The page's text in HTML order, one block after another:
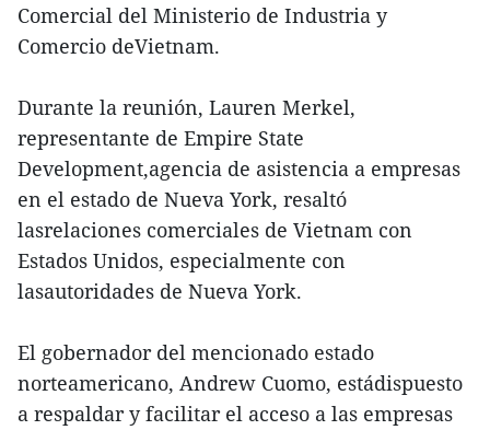
Comercial del Ministerio de Industria y
Comercio deVietnam.
Durante la reunión, Lauren Merkel,
representante de Empire State
Development,agencia de asistencia a empresas
en el estado de Nueva York, resaltó
lasrelaciones comerciales de Vietnam con
Estados Unidos, especialmente con
lasautoridades de Nueva York.
El gobernador del mencionado estado
norteamericano, Andrew Cuomo, estádispuesto
a respaldar y facilitar el acceso a las empresas